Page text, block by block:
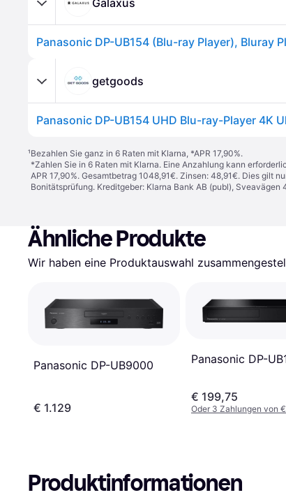
getgoods
Panasonic DP-UB154 UHD Blu-ray-Player 4K
¹Bezahlen Sie ganz in 6 Raten mit Klarna, *APR 17,90%.
*Zahlen Sie in 6 Raten mit Klarna. Eine Anzahlung kann
APR 17,90%. Gesamtbetrag 1048,91€. Zinsen: 48,91€. Dies gilt
Bonitätsprüfung. Kreditgeber: Klarna Bank AB (publ),
Ähnliche Produkte
Wir haben eine Produktauswahl
Panasonic DP-UB9000
€ 1.129
Panasonic DP-
€ 199,75
Oder 3 Zahlungen von
Produktinformationen